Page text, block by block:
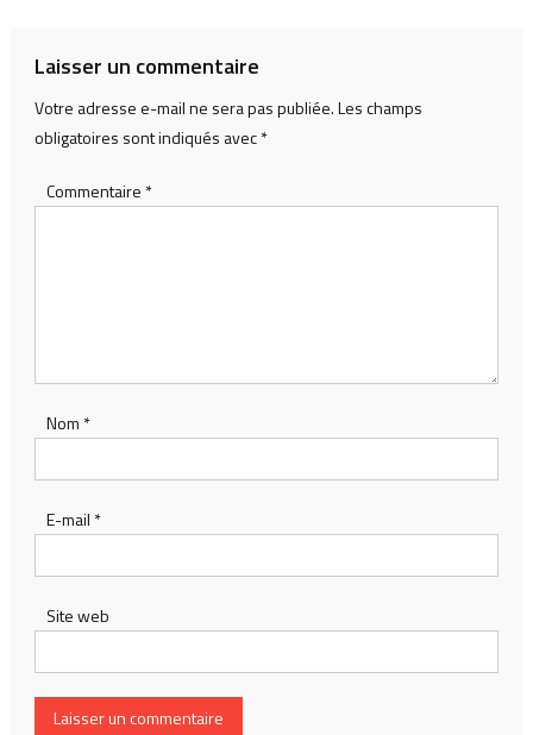
Laisser un commentaire
Votre adresse e-mail ne sera pas publiée.Les champs
obligatoires sont indiqués avec*
Commentaire *
Nom *
E-mail *
Site web